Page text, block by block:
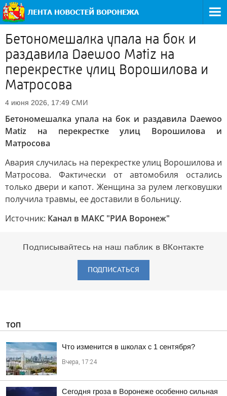
Бетономешалка упала на бок и
раздавила Daewoo Matiz на
перекрестке улиц Ворошилова и
Матросова
4 июня 2026, 17:49 СМИ
Бетономешалка упала на бок и раздавила Daewoo
Matiz на перекрестке улиц Ворошилова и
Матросова
Авария случилась на перекрестке улиц Ворошилова и
Матросова. Фактически от автомобиля остались
только двери и капот. Женщина за рулем легковушки
получила травмы, ее доставили в больницу.
Источник: Канал в МАКС "РИА Воронеж"
Подписывайтесь на наш паблик в ВКонтакте
ПОДПИСАТЬСЯ
ТОП
Что изменится в школах с 1 сентября?
Вчера, 17:24
Сегодня гроза в Воронеже особенно сильная